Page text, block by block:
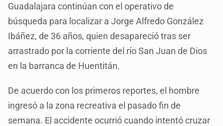
Guadalajara continúan con el operativo de
búsqueda para localizar a Jorge Alfredo González
Ibáñez, de 36 años, quien desapareció tras ser
arrastrado por la corriente del río San Juan de Dios
en la barranca de Huentitán.
De acuerdo con los primeros reportes, el hombre
ingresó a la zona recreativa el pasado fin de
semana. El accidente ocurrió cuando intentó cruzar